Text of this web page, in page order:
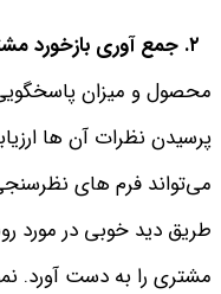
٢. جمع آوری بازخورد مشتریان
محصول و میزان
پرسیدن نظرات آن ها
می‌تواند فرم های
طریق دید خوبی در مورد
مشتری را به دست آورد.